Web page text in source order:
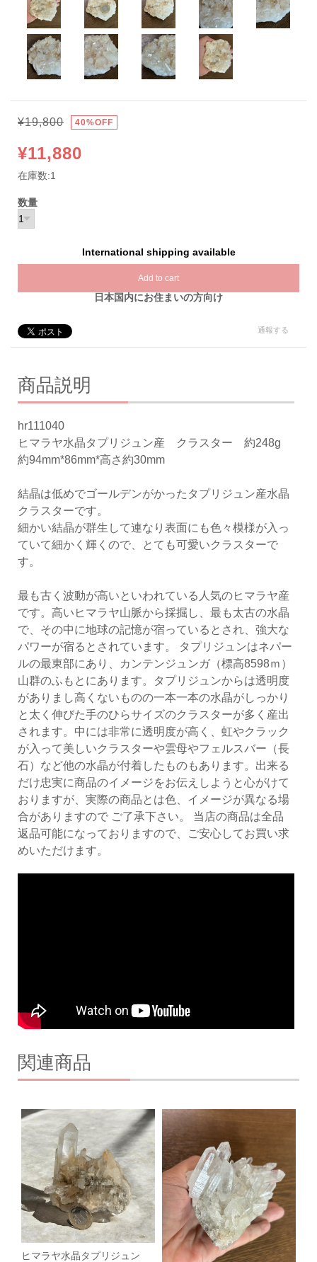
¥19,800 40%OFF
¥11,880
在庫数:1
数量
International shipping available
Add to cart
日本国内にお住まいの方向け
通報する
商品説明
hr111040
ヒマラヤ水晶タプリジュン産 クラスター 約248g
約94mm*86mm*高さ約30mm
結晶は低めでゴールデンがかったタプリジュン産水晶
クラスターです。
細かい結晶が群生して連なり表面にも色々模様が入っ
ていて細かく輝くので、とても可愛いクラスターで
す。
最も古く波動が高いといわれている人気のヒマラヤ産
です。高いヒマラヤ山脈から採掘し、最も太古の水晶
で、その中に地球の記憶が宿っているとされ、強大な
パワーが宿るとされています。 タプリジュンはネパー
ルの最東部にあり、カンテンジュンガ（標高8598ｍ）
山群のふもとにあります。タプリジュンからは透明度
がありまし高くないものの一本一本の水晶がしっかり
と太く伸びた手のひらサイズのクラスターが多く産出
されます。中には非常に透明度が高く、虹やクラック
が入って美しいクラスターや雲母やフェルスバー（長
石）など他の水晶が付着したものもあります。出来る
だけ忠実に商品のイメージをお伝えしようと心がけて
おりますが、実際の商品とは色、イメージが異なる場
合がありますので ご了承下さい。 当店の商品は全品
返品可能になっておりますので、ご安心してお買い求
めいただけます。
関連商品
ヒマラヤ水晶タプリジュン